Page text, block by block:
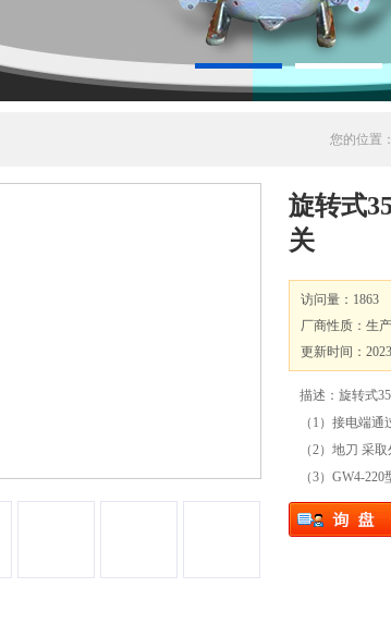
您的位置：
旋转式
关
访问量：1863
厂商性质：生
更新时间：
描述：旋转式
（1）接电端
（2）地刀 采
（3）GW4-